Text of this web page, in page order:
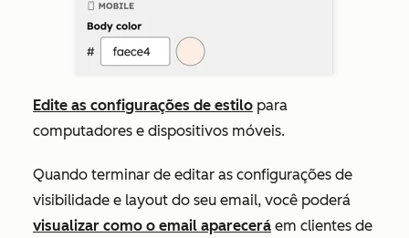
Edite as configurações de estilo para
computadores e dispositivos móveis.
Quando terminar de editar as configurações de
visibilidade e layout do seu email, você poderá
visualizar como o email aparecerá em clientes de